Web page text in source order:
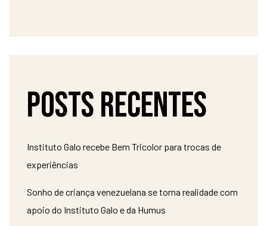
Posts recentes
Instituto Galo recebe Bem Tricolor para trocas de
experiências
Sonho de criança venezuelana se torna realidade com
apoio do Instituto Galo e da Humus